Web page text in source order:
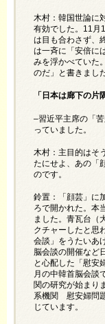
木村：韓国世論に
有効でした。11月
は目も合わさず、
は一斉に「安倍に
みを浮かべていた
のだ」と書きました
「日本は廊下の片
–習近平主席の「
っていました。
木村：主目的はそ
たにせよ、あの「
のです。
鈴置：「顔芸」に
ろで開かれた。本
ました。青瓦台（
クチャーしたと思
会談」をうたいあ
脳会談の開催など
と心配した「慰安
月の中韓首脳会談
関の研究が始まり
系機関 慰安婦問
じています。